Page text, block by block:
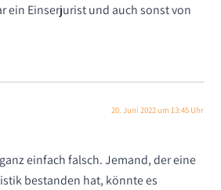
ein Einserjurist und auch sonst von
20. Juni 2022 um 13:45 Uhr
einfach falsch. Jemand, der eine
bestanden hat, könnte es